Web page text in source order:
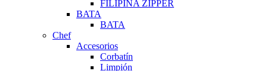
FILIPINA ZIPPER
BATA
BATA
Chef
Accesorios
Corbatín
Limpión